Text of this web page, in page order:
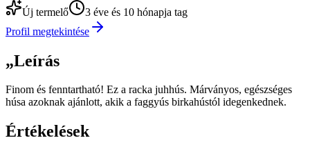
Új termelő
3 éve és 10 hónapja tag
Profil megtekintése
„Leírás
Finom és fenntartható! Ez a racka juhhús. Márványos, egészséges
húsa azoknak ajánlott, akik a faggyús birkahústól idegenkednek.
Értékelések